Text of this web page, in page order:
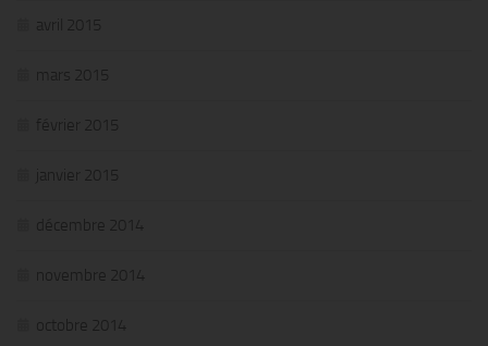
avril 2015
mars 2015
février 2015
janvier 2015
décembre 2014
novembre 2014
octobre 2014